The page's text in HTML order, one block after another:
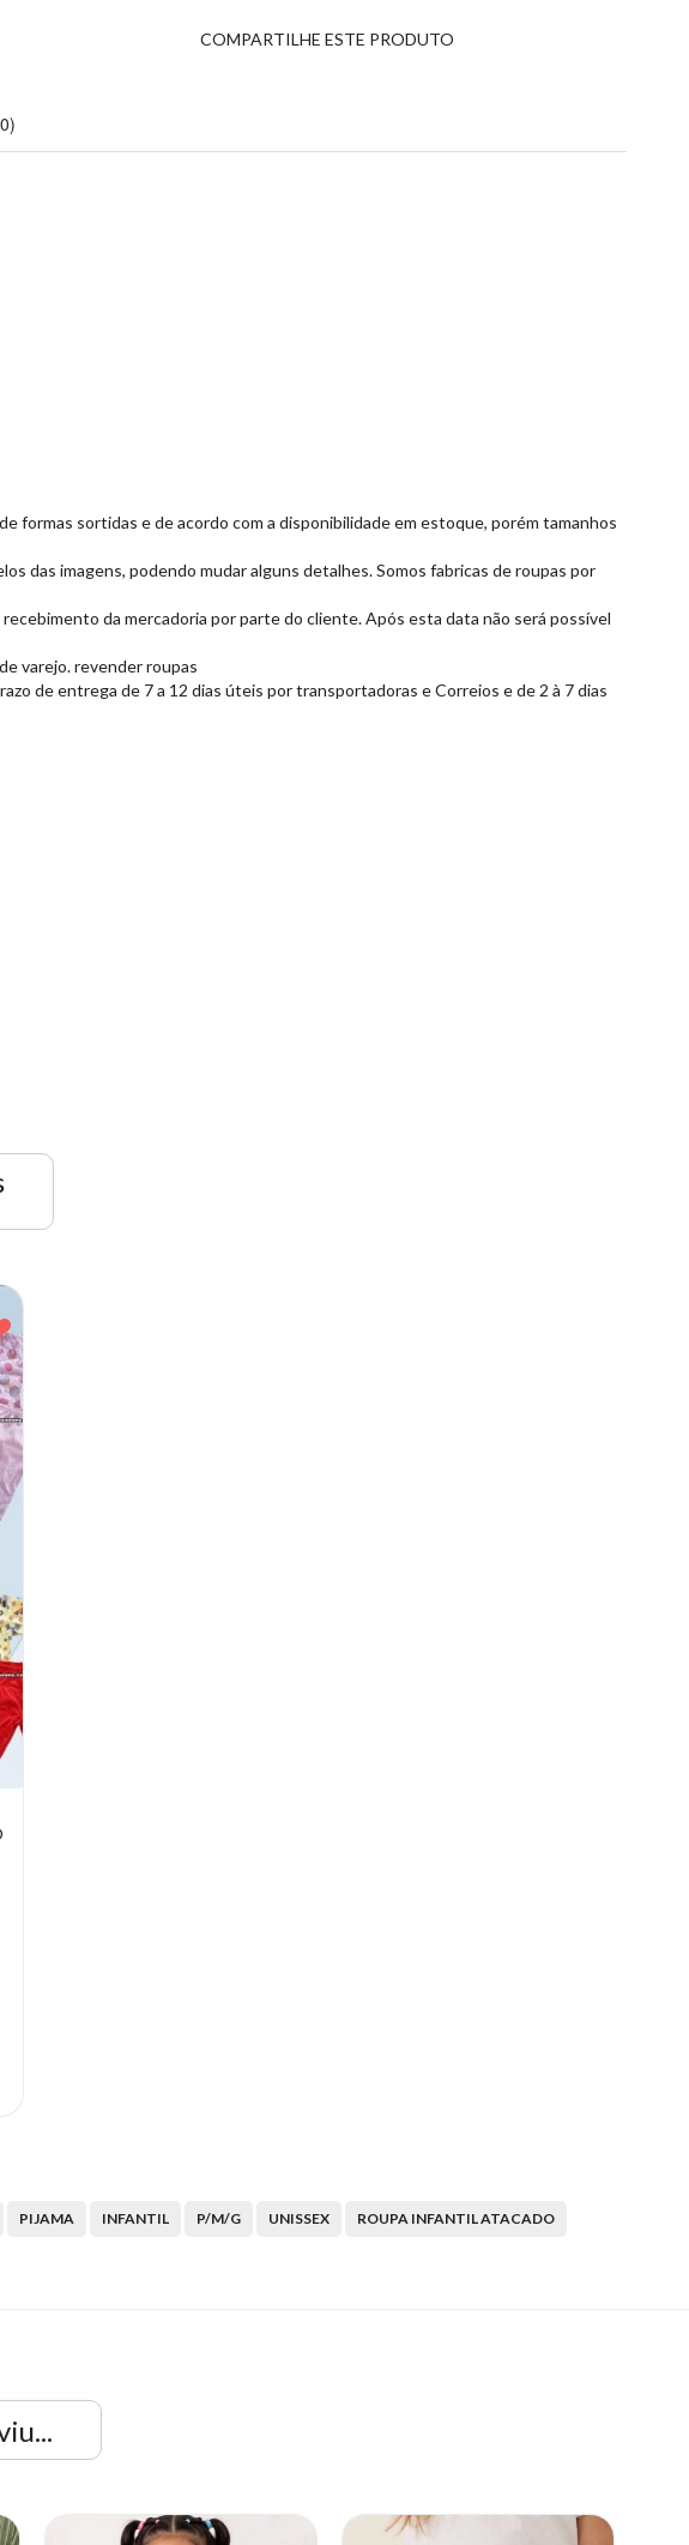
COMPARTILHE ESTE PRODUTO
formas sortidas e de acordo com a disponibilidade em estoque, porém tamanhos
das imagens, podendo mudar alguns detalhes. Somos fabricas de roupas por
da mercadoria por parte do cliente. Após esta data não será possível
varejo. revender roupas
de entrega de 7 a 12 dias úteis por transportadoras e Correios e de 2 à 7 dias
PIJAMA INFANTIL P/M/G UNISSEX
ROUPA INFANTIL ATACADO